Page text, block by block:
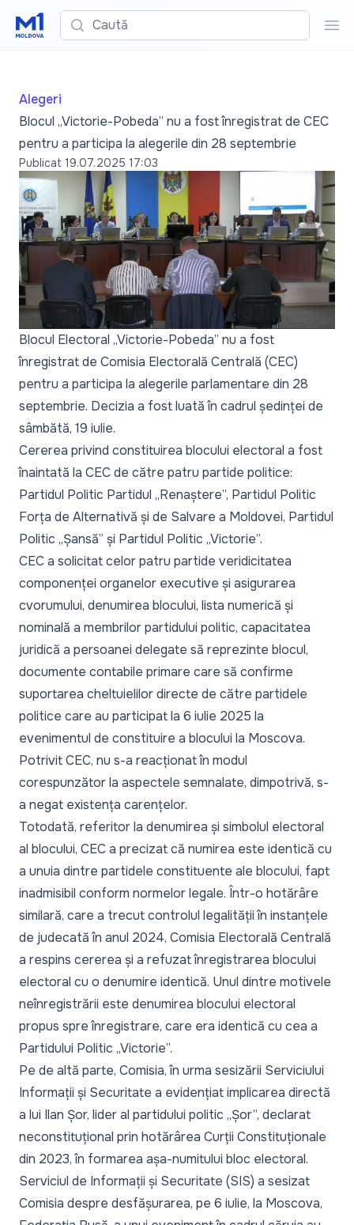
Caută
Alegeri
Blocul „Victorie-Pobeda” nu a fost înregistrat de CEC
pentru a participa la alegerile din 28 septembrie
Publicat 19.07.2025 17:03
Blocul Electoral „Victorie-Pobeda” nu a fost
înregistrat de Comisia Electorală Centrală (CEC)
pentru a participa la alegerile parlamentare din 28
septembrie. Decizia a fost luată în cadrul ședinței de
sâmbătă, 19 iulie.
Cererea privind constituirea blocului electoral a fost
înaintată la CEC de către patru partide politice:
Partidul Politic Partidul „Renaștere”, Partidul Politic
Forța de Alternativă și de Salvare a Moldovei, Partidul
Politic „Șansă” și Partidul Politic „Victorie”.
CEC a solicitat celor patru partide veridicitatea
componenței organelor executive și asigurarea
cvorumului, denumirea blocului, lista numerică și
nominală a membrilor partidului politic, capacitatea
juridică a persoanei delegate să reprezinte blocul,
documente contabile primare care să confirme
suportarea cheltuielilor directe de către partidele
politice care au participat la 6 iulie 2025 la
evenimentul de constituire a blocului la Moscova.
Potrivit CEC, nu s-a reacționat în modul
corespunzător la aspectele semnalate, dimpotrivă, s-
a negat existența carențelor.
Totodată, referitor la denumirea și simbolul electoral
al blocului, CEC a precizat că numirea este identică cu
a unuia dintre partidele constituente ale blocului, fapt
inadmisibil conform normelor legale. Într-o hotărâre
similară, care a trecut controlul legalității în instanțele
de judecată în anul 2024, Comisia Electorală Centrală
a respins cererea și a refuzat înregistrarea blocului
electoral cu o denumire identică. Unul dintre motivele
neînregistrării este denumirea blocului electoral
propus spre înregistrare, care era identică cu cea a
Partidului Politic „Victorie”.
Pe de altă parte, Comisia, în urma sesizării Serviciului
Informații și Securitate a evidențiat implicarea directă
a lui Ilan Șor, lider al partidului politic „Șor”, declarat
neconstituțional prin hotărârea Curții Constituționale
din 2023, în formarea așa-numitului bloc electoral.
Serviciul de Informații și Securitate (SIS) a sesizat
Comisia despre desfășurarea, pe 6 iulie, la Moscova,